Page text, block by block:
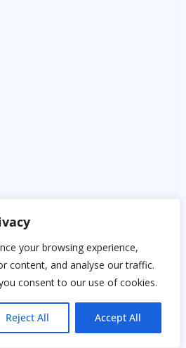
your browsing experience,
content, and analyse our traffic.
consent to our use of cookies.
Reject All Accept All